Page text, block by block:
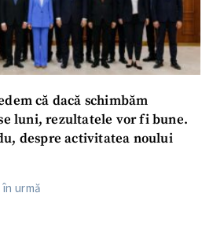
că dacă schimbăm
luni, rezultatele vor fi bune.
despre activitatea noului
în urmă